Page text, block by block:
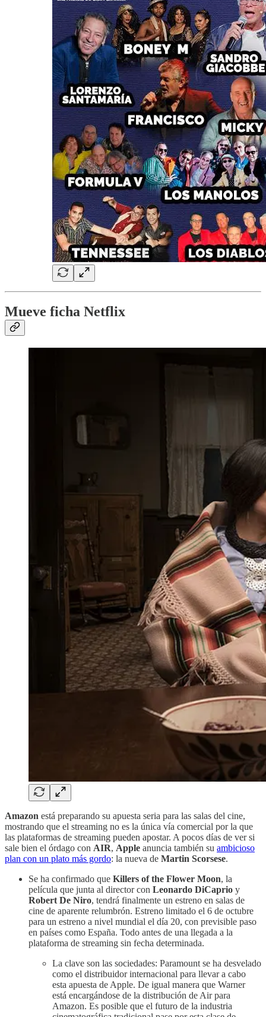
Mueve ficha Netflix
Amazon está preparando su apuesta seria para las salas del cine,
mostrando que el streaming no es la única vía comercial por la que
las plataformas de streaming pueden apostar. A pocos días de ver si
sale bien el órdago con AIR, Apple anuncia también su ambicioso
plan con un plato más gordo: la nueva de Martin Scorsese.
Se ha confirmado que Killers of the Flower Moon, la
película que junta al director con Leonardo DiCaprio y
Robert De Niro, tendrá finalmente un estreno en salas de
cine de aparente relumbrón. Estreno limitado el 6 de octubre
para un estreno a nivel mundial el día 20, con previsible paso
en países como España. Todo antes de una llegada a la
plataforma de streaming sin fecha determinada.
La clave son las sociedades: Paramount se ha desvelado
como el distribuidor internacional para llevar a cabo
esta apuesta de Apple. De igual manera que Warner
está encargándose de la distribución de Air para
Amazon. Es posible que el futuro de la industria